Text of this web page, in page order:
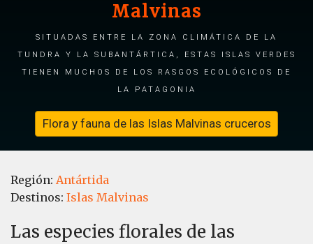
Malvinas
Situadas entre la zona climática de la
tundra y la subantártica, estas islas verdes
tienen muchos de los rasgos ecológicos de
la Patagonia
Flora y fauna de las Islas Malvinas cruceros
Región: Antártida
Destinos: Islas Malvinas
Las especies florales de las